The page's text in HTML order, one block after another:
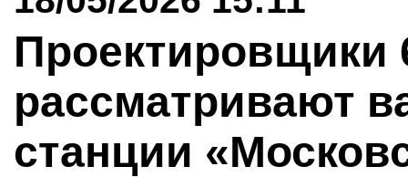
Проектировщики
рассматривают
станции